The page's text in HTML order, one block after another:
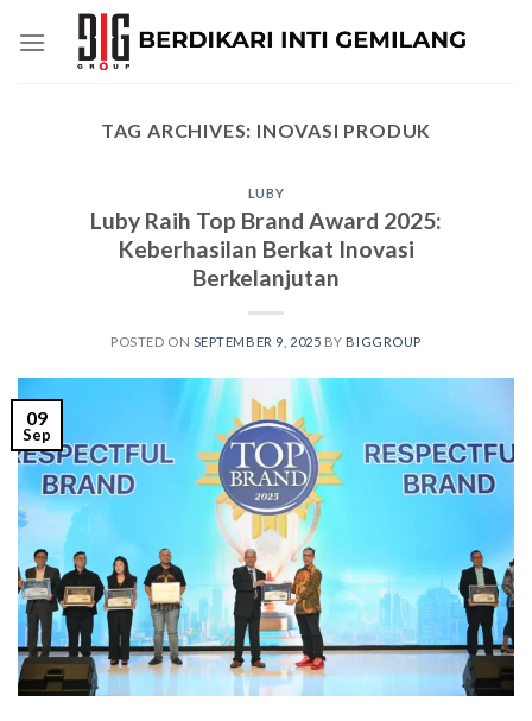
TAG ARCHIVES: INOVASI PRODUK
LUBY
Luby Raih Top Brand Award 2025:
Keberhasilan Berkat Inovasi
Berkelanjutan
POSTED ON SEPTEMBER 9, 2025 BY BIGGROUP
09
Sep